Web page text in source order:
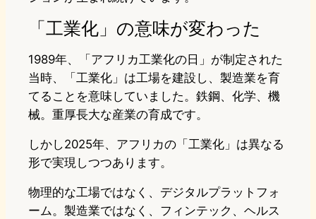
「工業化」の意味が変わった
1989年、「アフリカ工業化の日」が制定された
当時、「工業化」は工場を建設し、製造業を育
てることを意味していました。鉄鋼、化学、機
械。重厚長大な産業の育成です。
しかし2025年、アフリカの「工業化」は異なる
形で実現しつつあります。
物理的な工場ではなく、デジタルプラットフォ
ーム。製造業ではなく、フィンテック、ヘルス